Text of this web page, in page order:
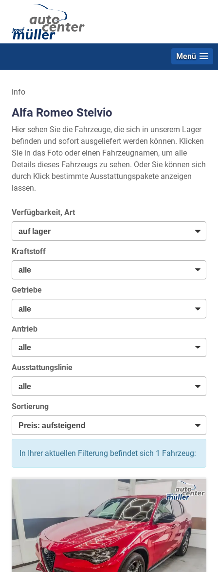
Menü
info
Alfa Romeo Stelvio
Hier sehen Sie die Fahrzeuge, die sich in unserem Lager
befinden und sofort ausgeliefert werden können. Klicken
Sie in das Foto oder einen Fahrzeugnamen, um alle
Details dieses Fahrzeugs zu sehen. Oder Sie können sich
durch Klick bestimmte Ausstattungspakete anzeigen
lassen.
Verfügbarkeit, Art
Kraftstoff
Getriebe
Antrieb
Ausstattungslinie
Sortierung
In Ihrer aktuellen Filterung befindet sich 1 Fahrzeug: